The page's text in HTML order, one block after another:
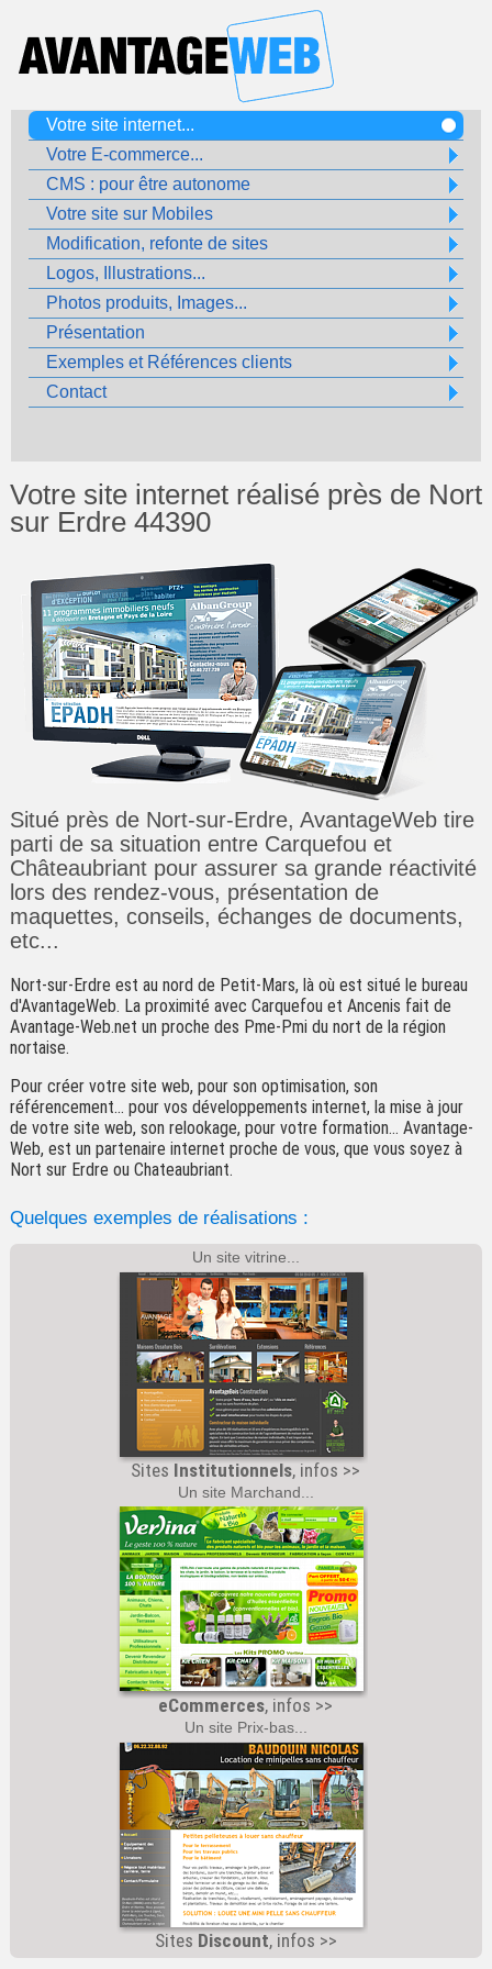
Votre site internet...
Votre E-commerce...
CMS : pour être autonome
Votre site sur Mobiles
Modification, refonte de sites
Logos, Illustrations...
Photos produits, Images...
Présentation
Exemples et Références clients
Contact
Votre site internet réalisé près de Nort
sur Erdre 44390
Situé près de Nort-sur-Erdre, AvantageWeb tire
parti de sa situation entre Carquefou et
Châteaubriant pour assurer sa grande réactivité
lors des rendez-vous, présentation de
maquettes, conseils, échanges de documents,
etc...
Nort-sur-Erdre est au nord de Petit-Mars, là où est situé le bureau
d'AvantageWeb. La proximité avec Carquefou et Ancenis fait de
Avantage-Web.net un proche des Pme-Pmi du nort de la région
nortaise.
Pour créer votre site web, pour son optimisation, son
référencement... pour vos développements internet, la mise à jour
de votre site web, son relookage, pour votre formation... Avantage-
Web, est un partenaire internet proche de vous, que vous soyez à
Nort sur Erdre ou Chateaubriant.
Quelques exemples de réalisations :
Un site vitrine...
Sites Institutionnels, infos >>
Un site Marchand...
eCommerces, infos >>
Un site Prix-bas...
Sites Discount, infos >>